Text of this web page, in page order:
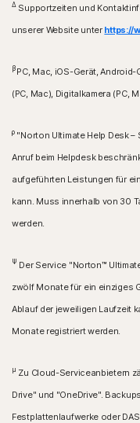
ΔSupportzeiten und
unserer Website unter https://
β PC, Mac, iOS-Gerät,
(PC, Mac), Digitalkamera (PC,
ρ"Norton Ultimate Help Desk –
Anruf beim Helpdesk
aufgeführten Leistungen für
kann. Muss innerhalb von 30
werden.
Ψ Der Service "Norton™
zwölf Monate für ein einziges
Ablauf der jeweiligen Laufzeit
Monate registriert werden.
μ Zu Cloud-Serviceanbietern
Drive" und "OneDrive".
Festplattenlaufwerke oder